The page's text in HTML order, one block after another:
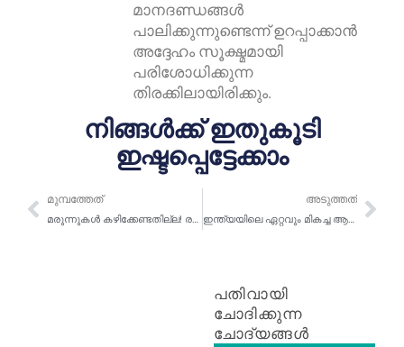
മാനദണ്ഡങ്ങൾ
പാലിക്കുന്നുണ്ടെന്ന് ഉറപ്പാക്കാൻ
അദ്ദേഹം സൂക്ഷ്മമായി
പരിശോധിക്കുന്ന
തിരക്കിലായിരിക്കും.
നിങ്ങൾക്ക് ഇതുകൂടി
ഇഷ്ടപ്പെട്ടേക്കാം
മുമ്പത്തേത്
മുമ്പത്തേത് അടുത്തത്
ഇന്ത്യയിലെ ഏറ്റവും മികച്ച ആരോഗ്യ ഇൻഷുറൻസ് പോളിസി തിരഞ്ഞെടുക്കാനുള്ള 7 നുറുങ്ങുകൾ | മറഞ്ഞിരിക്കുന്ന സത്യം | ഡോക്ടർ പ്രസൂൺ | വീഡിയോ
പതിവായി
ചോദിക്കുന്ന
ചോദ്യങ്ങൾ